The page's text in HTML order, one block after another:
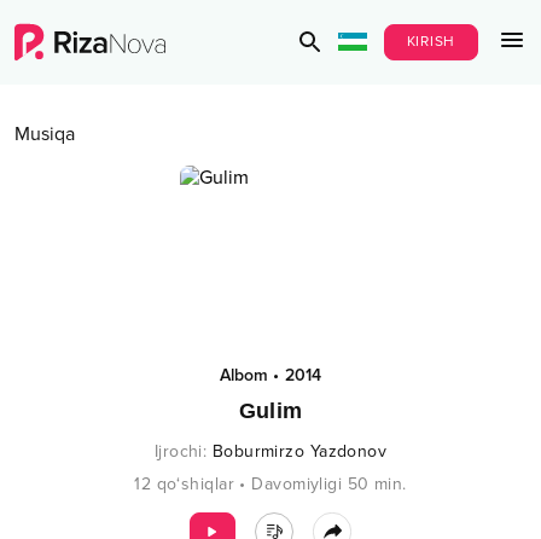
KIRISH
Musiqa
Albom • 2014
Gulim
Ijrochi: Boburmirzo Yazdonov
12 qo‘shiqlar • Davomiyligi 50 min.